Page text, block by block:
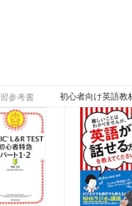
参考書 初心者向け英語教